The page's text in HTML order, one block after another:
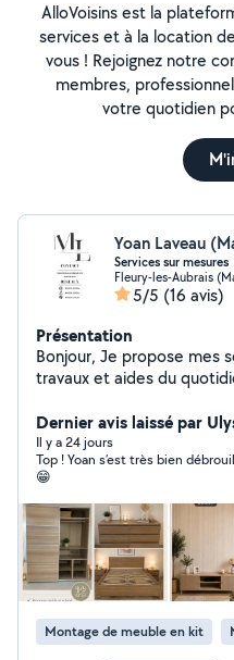
AlloVoisins est la
services et à la location
vous ! Rejoignez notre
membres,
votre quotidien
Yoan Laveau
Services sur mesures
Fleury-les-Aubrais
5/5 (16 avis)
Présentation
Bonjour, Je propose mes services pour différents petits
travaux et aides du
Montage de meubles Petit bricolage Aide
déménagement Nettoyage / rangement Petits travaux
divers Services personnalisés selon vos besoins Je suis
flexible et je m'adapte à
à me contacter pour
la meilleure solution. Disponible rapidement Réponse
rapide
Dernier avis laissé par
Il y a 24 jours
Top ! Yoan s’est très bien
😁
Montage de meuble en kit